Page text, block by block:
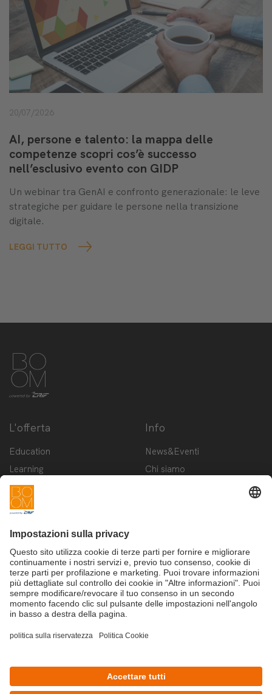
20/07/2026
AI, persone e talento: la mappa delle
competenze scopri cos’è successo
nell’esclusivo evento con GIDP
Un webinar tra GenAI e confronto generazionale: le leve
strategiche per guidare le persone nella transizione
digitale.
LEGGI TUTTO
L'offerta
Education
Learning
Innovation
Startup
Info
News&Eventi
Chi siamo
Iscriviti alla newsletter BOOM
©Copyright 2025 - CRIF S.p.A.
CRIF S.p.A.: Via della Beverara, 21 | 40131 Bologna | Italy